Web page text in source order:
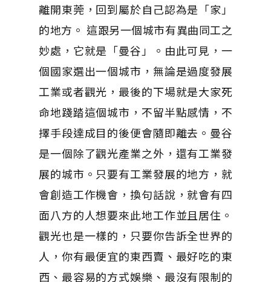
離開東莞，回到屬於自己認為是「家」
的地方。 這跟另一個城市有異曲同工之
妙處，它就是「曼谷」。由此可見，一
個國家選出一個城市，無論是過度發展
工業或者觀光，最後的下場就是大家死
命地踐踏這個城市，不留半點感情，不
擇手段達成目的後便會隨即離去。曼谷
是一個除了觀光產業之外，還有工業發
展的城市。只要有工業發展的地方，就
會創造工作機會，換句話說，就會有四
面八方的人想要來此地工作並且居住。
觀光也是一樣的，只要你告訴全世界的
人，你有最便宜的東西賣、最好吃的東
西、最容易的方式娛樂、最沒有限制的